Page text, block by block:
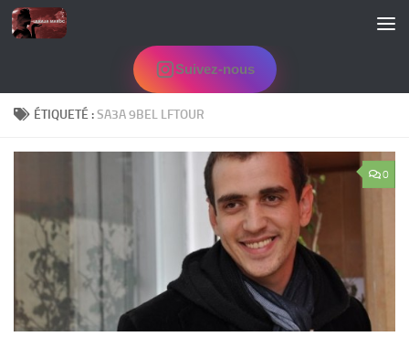
Skip to content
Suivez-nous
ÉTIQUETÉ :SA3A 9BEL LFTOUR
0